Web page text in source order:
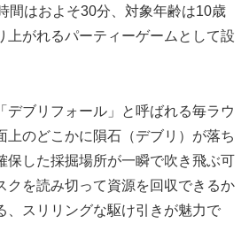
間はおよそ30分、対象年齢は10歳
上がれるパーティーゲームとして設
デブリフォール」と呼ばれる毎ラウ
上のどこかに隕石（デブリ）が落ち
保した採掘場所が一瞬で吹き飛ぶ可
クを読み切って資源を回収できるか
、スリリングな駆け引きが魅力で